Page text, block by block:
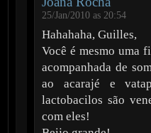
25/Jan/2010 as 20:54
Hahahaha, Guilles,
Você é mesmo uma
acompanhada de
ao acarajé e
lactobacilos são
com eles!